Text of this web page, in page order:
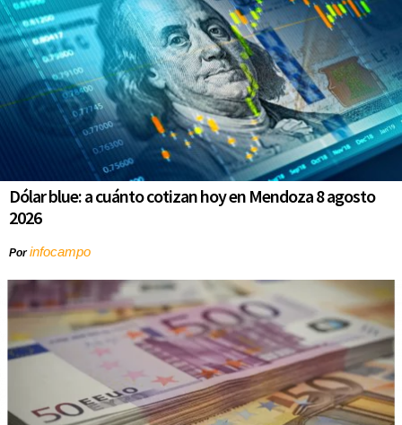
Dólar blue: a cuánto cotizan hoy en Mendoza 8 agosto
2026
Porinfocampo